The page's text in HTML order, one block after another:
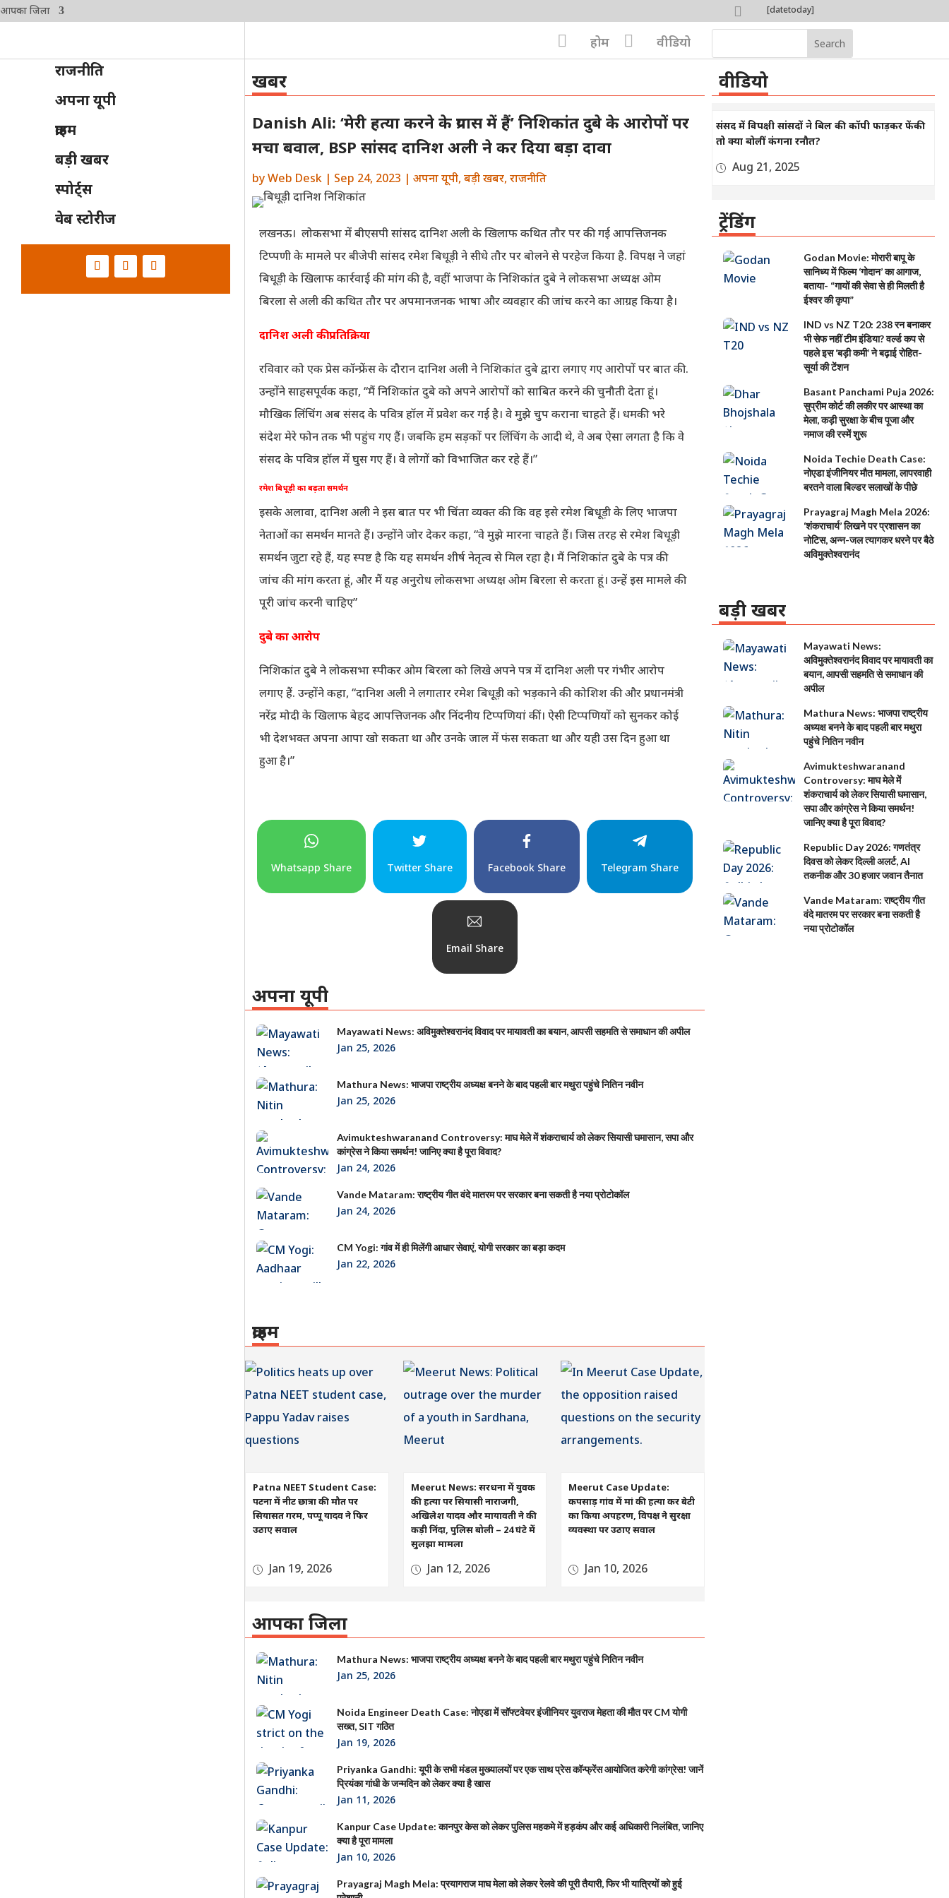
आपका जिला  [datetoday]
 वीडियो
 होम
राजनीति
अपना यूपी
क्राइम
बड़ी खबर
स्पोर्ट्स
वेब स्टोरीज
खबर
Danish Ali: ‘मेरी हत्या करने के प्रयास में हैं’ निशिकांत दुबे के आरोपों पर
मचा बवाल, BSP सांसद दानिश अली ने कर दिया बड़ा दावा
byWeb Desk | Sep 24, 2023 |अपना यूपी,बड़ी खबर,राजनीति
लखनऊ। लोकसभा में बीएसपी सांसद दानिश अली के खिलाफ कथित तौर पर की गई आपत्तिजनक
टिप्पणी के मामले पर बीजेपी सांसद रमेश बिधूड़ी ने सीधे तौर पर बोलने से परहेज किया है. विपक्ष ने जहां
बिधूड़ी के खिलाफ कार्रवाई की मांग की है, वहीं भाजपा के निशिकांत दुबे ने लोकसभा अध्यक्ष ओम
बिरला से अली की कथित तौर पर अपमानजनक भाषा और व्यवहार की जांच करने का आग्रह किया है।
दानिश अली की प्रतिक्रिया
रविवार को एक प्रेस कॉन्फ्रेंस के दौरान दानिश अली ने निशिकांत दुबे द्वारा लगाए गए आरोपों पर बात की.
उन्होंने साहसपूर्वक कहा, “मैं निशिकांत दुबे को अपने आरोपों को साबित करने की चुनौती देता हूं।
मौखिक लिंचिंग अब संसद के पवित्र हॉल में प्रवेश कर गई है। वे मुझे चुप कराना चाहते हैं। धमकी भरे
संदेश मेरे फोन तक भी पहुंच गए हैं। जबकि हम सड़कों पर लिंचिंग के आदी थे, वे अब ऐसा लगता है कि वे
संसद के पवित्र हॉल में घुस गए हैं। वे लोगों को विभाजित कर रहे हैं।”
रमेश बिधूड़ी का बढ़ता समर्थन
इसके अलावा, दानिश अली ने इस बात पर भी चिंता व्यक्त की कि वह इसे रमेश बिधूड़ी के लिए भाजपा
नेताओं का समर्थन मानते हैं। उन्होंने जोर देकर कहा, “वे मुझे मारना चाहते हैं। जिस तरह से रमेश बिधूड़ी
समर्थन जुटा रहे हैं, यह स्पष्ट है कि यह समर्थन शीर्ष नेतृत्व से मिल रहा है। मैं निशिकांत दुबे के पत्र की
जांच की मांग करता हूं, और मैं यह अनुरोध लोकसभा अध्यक्ष ओम बिरला से करता हूं। उन्हें इस मामले की
पूरी जांच करनी चाहिए”
दुबे का आरोप
निशिकांत दुबे ने लोकसभा स्पीकर ओम बिरला को लिखे अपने पत्र में दानिश अली पर गंभीर आरोप
लगाए हैं. उन्होंने कहा, “दानिश अली ने लगातार रमेश बिधूड़ी को भड़काने की कोशिश की और प्रधानमंत्री
नरेंद्र मोदी के खिलाफ बेहद आपत्तिजनक और निंदनीय टिप्पणियां कीं। ऐसी टिप्पणियों को सुनकर कोई
भी देशभक्त अपना आपा खो सकता था और उनके जाल में फंस सकता था और यही उस दिन हुआ था
हुआ है।”
Whatsapp Share Twitter Share Facebook Share Telegram Share
Email Share
अपना यूपी
Mayawati News: अविमुक्तेश्वरानंद विवाद पर मायावती का बयान, आपसी सहमति से समाधान की अपील
Jan 25, 2026
Mathura News: भाजपा राष्ट्रीय अध्यक्ष बनने के बाद पहली बार मथुरा पहुंचे नितिन नवीन
Jan 25, 2026
Avimukteshwaranand Controversy: माघ मेले में शंकराचार्य को लेकर सियासी घमासान, सपा और
कांग्रेस ने किया समर्थन! जानिए क्या है पूरा विवाद?
Jan 24, 2026
Vande Mataram: राष्ट्रीय गीत वंदे मातरम पर सरकार बना सकती है नया प्रोटोकॉल
Jan 24, 2026
CM Yogi: गांव में ही मिलेंगी आधार सेवाएं, योगी सरकार का बड़ा कदम
Jan 22, 2026
क्राइम
Patna NEET Student Case:
पटना में नीट छात्रा की मौत पर
सियासत गरम, पप्पू यादव ने फिर
उठाए सवाल
Jan 19, 2026
Meerut News: सरधना में युवक
की हत्या पर सियासी नाराजगी,
अखिलेश यादव और मायावती ने की
कड़ी निंदा, पुलिस बोली – 24 घंटे में
सुलझा मामला
Jan 12, 2026
Meerut Case Update:
कपसाड़ गांव में मां की हत्या कर बेटी
का किया अपहरण, विपक्ष ने सुरक्षा
व्यवस्था पर उठाए सवाल
Jan 10, 2026
आपका जिला
Mathura News: भाजपा राष्ट्रीय अध्यक्ष बनने के बाद पहली बार मथुरा पहुंचे नितिन नवीन
Jan 25, 2026
Noida Engineer Death Case: नोएडा में सॉफ्टवेयर इंजीनियर युवराज मेहता की मौत पर CM योगी
सख्त, SIT गठित
Jan 19, 2026
Priyanka Gandhi: यूपी के सभी मंडल मुख्यालयों पर एक साथ प्रेस कॉन्फ्रेंस आयोजित करेगी कांग्रेस! जानें
प्रियंका गांधी के जन्मदिन को लेकर क्या है खास
Jan 11, 2026
Kanpur Case Update: कानपुर केस को लेकर पुलिस महकमे में हड़कंप और कई अधिकारी निलंबित, जानिए
क्या है पूरा मामला
Jan 10, 2026
Prayagraj Magh Mela: प्रयागराज माघ मेला को लेकर रेलवे की पूरी तैयारी, फिर भी यात्रियों को हुई
वीडियो
संसद में विपक्षी सांसदों ने बिल की कॉपी फाड़कर फेंकी
तो क्या बोलीं कंगना रनौत?
Aug 21, 2025
ट्रेंडिंग
Godan Movie: मोरारी बापू के
सानिध्य में फिल्म ‘गोदान’ का आगाज,
बताया- “गायों की सेवा से ही मिलती है
ईश्वर की कृपा”
IND vs NZ T20: 238 रन बनाकर
भी सेफ नहीं टीम इंडिया? वर्ल्ड कप से
पहले इस ‘बड़ी कमी’ ने बढ़ाई रोहित-
सूर्या की टेंशन
Basant Panchami Puja 2026:
सुप्रीम कोर्ट की लकीर पर आस्था का
मेला, कड़ी सुरक्षा के बीच पूजा और
नमाज की रस्में शुरू
Noida Techie Death Case:
नोएडा इंजीनियर मौत मामला, लापरवाही
बरतने वाला बिल्डर सलाखों के पीछे
Prayagraj Magh Mela 2026:
‘शंकराचार्य’ लिखने पर प्रशासन का
नोटिस, अन्न-जल त्यागकर धरने पर बैठे
अविमुक्तेश्वरानंद
बड़ी खबर
Mayawati News:
अविमुक्तेश्वरानंद विवाद पर मायावती का
बयान, आपसी सहमति से समाधान की
अपील
Mathura News: भाजपा राष्ट्रीय
अध्यक्ष बनने के बाद पहली बार मथुरा
पहुंचे नितिन नवीन
Avimukteshwaranand
Controversy: माघ मेले में
शंकराचार्य को लेकर सियासी घमासान,
सपा और कांग्रेस ने किया समर्थन!
जानिए क्या है पूरा विवाद?
Republic Day 2026: गणतंत्र
दिवस को लेकर दिल्ली अलर्ट, AI
तकनीक और 30 हजार जवान तैनात
Vande Mataram: राष्ट्रीय गीत
वंदे मातरम पर सरकार बना सकती है
नया प्रोटोकॉल